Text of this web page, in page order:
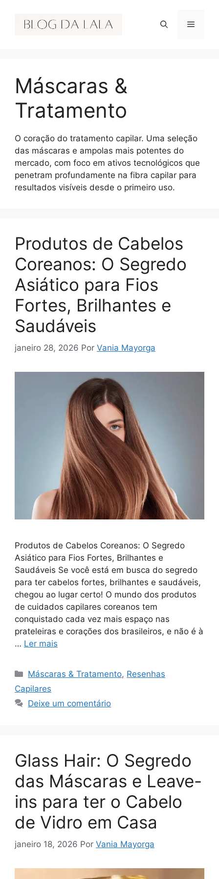
Menu
Máscaras &
Tratamento
O coração do tratamento capilar. Uma seleção
das máscaras e ampolas mais potentes do
mercado, com foco em ativos tecnológicos que
penetram profundamente na fibra capilar para
resultados visíveis desde o primeiro uso.
Produtos de Cabelos
Coreanos: O Segredo
Asiático para Fios
Fortes, Brilhantes e
Saudáveis
janeiro 28, 2026 Por Vania Mayorga
Produtos de Cabelos Coreanos: O Segredo
Asiático para Fios Fortes, Brilhantes e
Saudáveis Se você está em busca do segredo
para ter cabelos fortes, brilhantes e saudáveis,
chegou ao lugar certo! O mundo dos produtos
de cuidados capilares coreanos tem
conquistado cada vez mais espaço nas
prateleiras e corações dos brasileiros, e não é à
… Ler mais
Categorias
Máscaras & Tratamento, Resenhas
Capilares
Deixe um comentário
Glass Hair: O Segredo
das Máscaras e Leave-
ins para ter o Cabelo
de Vidro em Casa
janeiro 18, 2026 Por Vania Mayorga